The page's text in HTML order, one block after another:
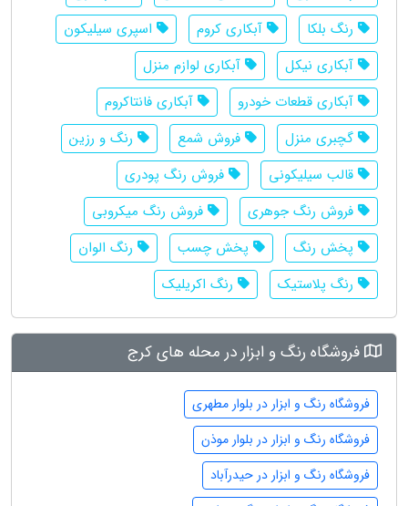
رنگ بلکا
آبکاری کروم
اسپری سیلیکون
آبکاری نیکل
آبکاری لوازم منزل
آبکاری قطعات خودرو
آبکاری فانتاکروم
گچبری منزل
فروش شمع
رنگ و رزین
قالب سیلیکونی
فروش رنگ‌ پودری
فروش رنگ جوهری
فروش رنگ میکروبی
پخش رنگ
پخش چسب
رنگ الوان
رنگ پلاستیک
رنگ اکریلیک
فروشگاه رنگ و ابزار در محله های کرج
فروشگاه رنگ و ابزار در بلوار مطهری
فروشگاه رنگ و ابزار در بلوار موذن
فروشگاه رنگ و ابزار در حیدرآباد